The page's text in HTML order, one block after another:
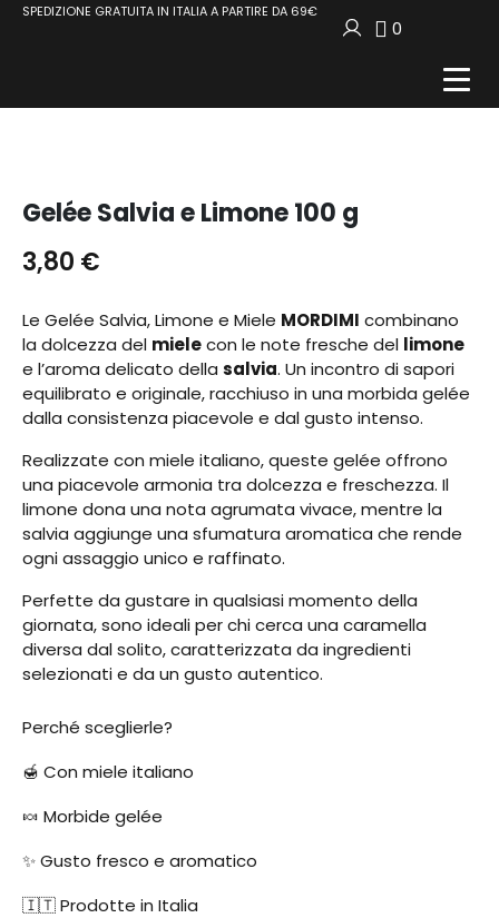
SPEDIZIONE GRATUITA IN ITALIA A PARTIRE DA 69€
0
Gelée Salvia e Limone 100 g
3,80 €
Le Gelée Salvia, Limone e Miele MORDIMI combinano
la dolcezza del mielecon le note fresche del limone
e l’aroma delicato della salvia. Un incontro di sapori
equilibrato e originale, racchiuso in una morbida gelée
dalla consistenza piacevole e dal gusto intenso.
Realizzate con miele italiano, queste gelée offrono
una piacevole armonia tra dolcezza e freschezza. Il
limone dona una nota agrumata vivace, mentre la
salvia aggiunge una sfumatura aromatica che rende
ogni assaggio unico e raffinato.
Perfette da gustare in qualsiasi momento della
giornata, sono ideali per chi cerca una caramella
diversa dal solito, caratterizzata da ingredienti
selezionati e da un gusto autentico.
Perché sceglierle?
🍯 Con miele italiano
🍬 Morbide gelée
✨ Gusto fresco e aromatico
🇮🇹 Prodotte in Italia